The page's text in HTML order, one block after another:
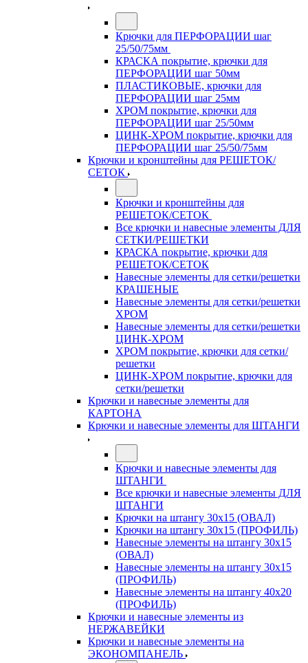
Крючки для ПЕРФОРАЦИИ шаг
25/50/75мм
КРАСКА покрытие, крючки для
ПЕРФОРАЦИИ шаг 50мм
ПЛАСТИКОВЫЕ, крючки для
ПЕРФОРАЦИИ шаг 25мм
ХРОМ покрытие, крючки для
ПЕРФОРАЦИИ шаг 25/50мм
ЦИНК-ХРОМ покрытие, крючки для
ПЕРФОРАЦИИ шаг 25/50/75мм
Крючки и кронштейны для РЕШЕТОК/
СЕТОК
Крючки и кронштейны для
РЕШЕТОК/СЕТОК
Все крючки и навесные элементы ДЛЯ
СЕТКИ/РЕШЕТКИ
КРАСКА покрытие, крючки для
РЕШЕТОК/СЕТОК
Навесные элементы для сетки/решетки
КРАШЕНЫЕ
Навесные элементы для сетки/решетки
ХРОМ
Навесные элементы для сетки/решетки
ЦИНК-ХРОМ
ХРОМ покрытие, крючки для сетки/
решетки
ЦИНК-ХРОМ покрытие, крючки для
сетки/решетки
Крючки и навесные элементы для
КАРТОНА
Крючки и навесные элементы для ШТАНГИ
Крючки и навесные элементы для
ШТАНГИ
Все крючки и навесные элементы ДЛЯ
ШТАНГИ
Крючки на штангу 30х15 (ОВАЛ)
Крючки на штангу 30х15 (ПРОФИЛЬ)
Навесные элементы на штангу 30х15
(ОВАЛ)
Навесные элементы на штангу 30х15
(ПРОФИЛЬ)
Навесные элементы на штангу 40х20
(ПРОФИЛЬ)
Крючки и навесные элементы из
НЕРЖАВЕЙКИ
Крючки и навесные элементы на
ЭКОНОМПАНЕЛЬ